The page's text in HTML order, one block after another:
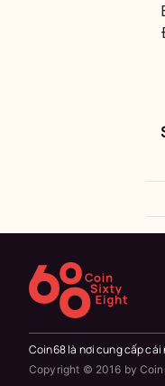
Coin68 là nơi cung cấp
Copyright © 2016 by